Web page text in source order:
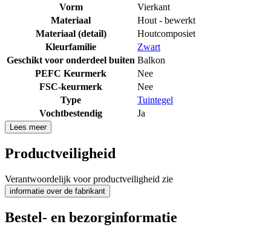
Vorm
Vierkant
Materiaal
Hout - bewerkt
Materiaal (detail)
Houtcomposiet
Kleurfamilie
Zwart
Geschikt voor onderdeel buiten Balkon
PEFC Keurmerk
Nee
FSC-keurmerk
Nee
Type
Tuintegel
Vochtbestendig
Ja
Lees meer
Productveiligheid
Verantwoordelijk voor productveiligheid zie
informatie over de fabrikant
Bestel- en bezorginformatie